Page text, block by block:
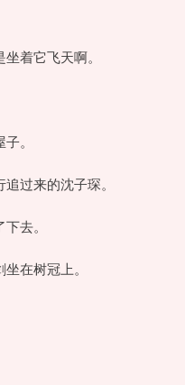
着它飞天啊。
。
过来的沈子琛。
去。
在树冠上。